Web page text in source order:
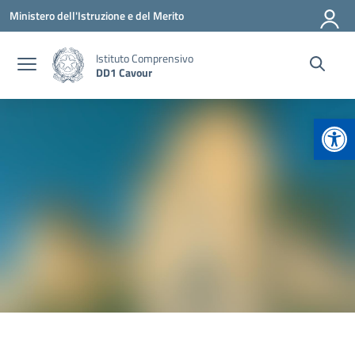
Vai ai contenuti
Vai al menu di navigazione
Vai al footer
Ministero dell'Istruzione e del Merito
Istituto Comprensivo
DD1 Cavour